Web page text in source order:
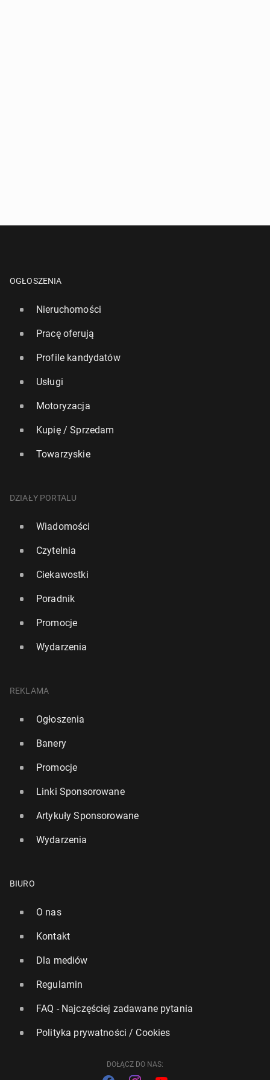
25 lutego, 17:00
Premier Starmer: Je­ste­śmy z Ukrainą, to Putin prze­
24 lutego, 15:00
Ukrainę siły nie­bo­jo­we
23 lutego, 11:15
OGŁOSZENIA
Nieruchomości
Pracę oferują
Profile kandydatów
Usługi
Motoryzacja
Kupię / Sprzedam
Towarzyskie
DZIAŁY PORTALU
Wiadomości
Czytelnia
Ciekawostki
Poradnik
Promocje
Wydarzenia
REKLAMA
Ogłoszenia
Banery
Promocje
Linki Sponsorowane
Artykuły Sponsorowane
Wydarzenia
BIURO
O nas
Kontakt
Dla mediów
Regulamin
FAQ - Najczęściej zadawane pytania
Polityka prywatności / Cookies
DOŁĄCZ DO NAS: